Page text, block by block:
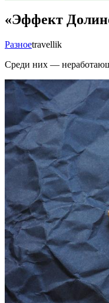
«Эффект
Разноеtravellik
Среди них —